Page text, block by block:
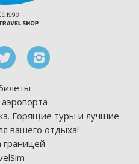
Горящие туры и лучшие
вашего отдыха!
границей